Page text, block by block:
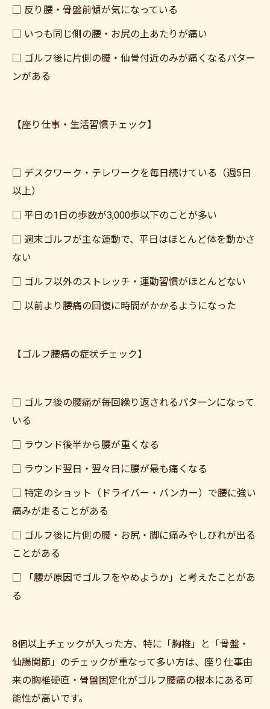
□ 反り腰・骨盤前傾が気になっている
□ いつも同じ側の腰・お尻の上あたりが痛い
□ ゴルフ後に片側の腰・仙骨付近のみが痛くなるパター
ンがある
【座り仕事・生活習慣チェック】
□ デスクワーク・テレワークを毎日続けている（週5日
以上）
□ 平日の1日の歩数が3,000歩以下のことが多い
□ 週末ゴルフが主な運動で、平日はほとんど体を動かさ
ない
□ ゴルフ以外のストレッチ・運動習慣がほとんどない
□ 以前より腰痛の回復に時間がかかるようになった
【ゴルフ腰痛の症状チェック】
□ ゴルフ後の腰痛が毎回繰り返されるパターンになって
いる
□ ラウンド後半から腰が重くなる
□ ラウンド翌日・翌々日に腰が最も痛くなる
□ 特定のショット（ドライバー・バンカー）で腰に強い
痛みが走ることがある
□ ゴルフ後に片側の腰・お尻・脚に痛みやしびれが出る
ことがある
□ 「腰が原因でゴルフをやめようか」と考えたことがあ
る
8個以上チェックが入った方、特に「胸椎」と「骨盤・
仙腸関節」のチェックが重なって多い方は、座り仕事由
来の胸椎硬直・骨盤固定化がゴルフ腰痛の根本にある可
能性が高いです。